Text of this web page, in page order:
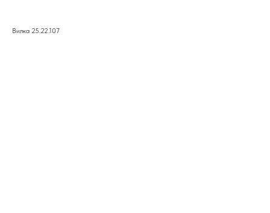
Вилка 25.22.107